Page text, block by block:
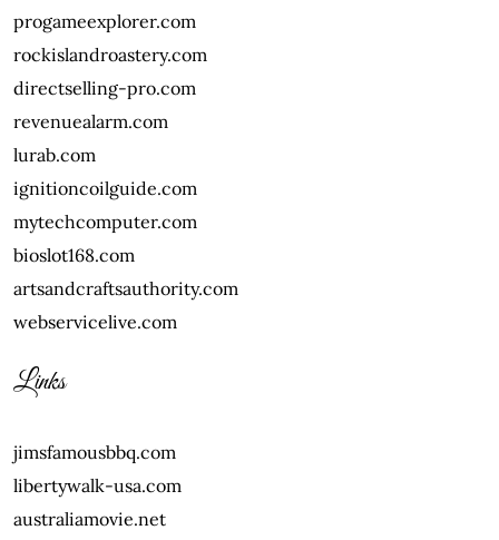
progameexplorer.com
rockislandroastery.com
directselling-pro.com
revenuealarm.com
lurab.com
ignitioncoilguide.com
mytechcomputer.com
bioslot168.com
artsandcraftsauthority.com
webservicelive.com
Links
jimsfamousbbq.com
libertywalk-usa.com
australiamovie.net